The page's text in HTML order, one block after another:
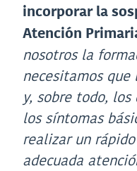
incorporar la
Atención
nosotros la
necesitamos que
y, sobre todo, los
los síntomas
realizar un
adecuada